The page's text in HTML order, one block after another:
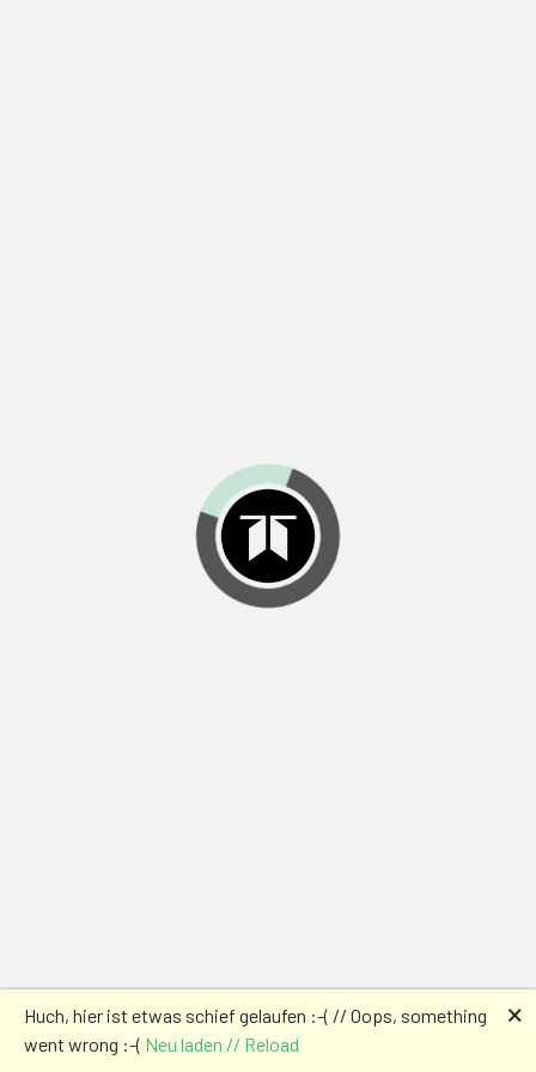
Huch, hier ist etwas schief gelaufen :-( // Oops, something
went wrong :-( Neu laden // Reload
🗙